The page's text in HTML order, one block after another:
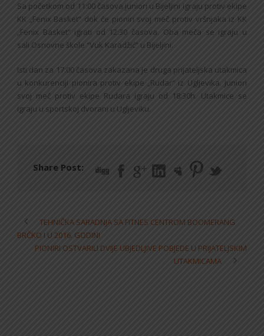
Sa početkom od 11:00 časova juniori u Bijeljini igraju protiv ekipe
KK „Fenix Basket“ dok će pioniri svoj meč protiv vršnjaka iz KK
„Fenix Basket“ igrati od 12:30 časova. Oba meča se igraju u
sali Osnovne škole “Vuk Karadžić” u Bijeljini.
Isti dan za 17:00 časova zakazana je druga prijateljska utakmica
u konkurenciji pionira protiv ekipe „Rudar“ iz Ugljevika. Juniori
svoj meč protiv ekipe Rudara igraju od 18:30h. Utakmice se
igraju u sportskoj dvorani u Ugljeviku.
Share Post:
TEHNIČKA SARADNJA SA FITNES CENTROM BOOMERANG
BRČKO I U 2016. GODINI
PIONIRI OSTVARILI DVIJE UBJEDLJIVE POBJEDE U PRIJATELJSKIM
UTAKMICAMA